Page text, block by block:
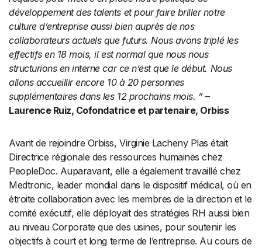
développement des talents et pour faire briller notre
culture d’entreprise aussi bien auprès de nos
collaborateurs actuels que futurs. Nous avons triplé les
effectifs en 18 mois, il est normal que nous nous
structurions en interne car ce n’est que le début. Nous
allons accueillir encore 10 à 20 personnes
supplémentaires dans les 12 prochains mois. ”–
Laurence Ruiz, Cofondatrice et partenaire, Orbiss
Avant de rejoindre Orbiss, Virginie Lacheny Plas était
Directrice régionale des ressources humaines chez
PeopleDoc. Auparavant, elle a également travaillé chez
Medtronic, leader mondial dans le dispositif médical, où en
étroite collaboration avec les membres de la direction et le
comité exécutif, elle déployait des stratégies RH aussi bien
au niveau Corporate que des usines, pour soutenir les
objectifs à court et long terme de l’entreprise. Au cours de